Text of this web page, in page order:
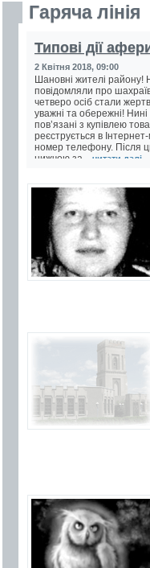
Гаряча лінія
Типові дії
2 Квітня 2018, 09:00
Шановні жителі району!
повідомляли про
четверо осіб стали
уважні та обережні!
пов’язані з купівлею
реєструється в
номер телефону. Після
нижчою за... читати далі ...